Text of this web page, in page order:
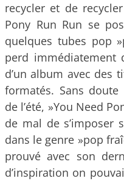
recycler et de
Pony Run Run se
quelques tubes pop
perd
d’un album avec des
formatés. Sans
de l’été, »You Need
de mal de s’imposer
dans le genre »pop
prouvé avec son
d’inspiration on